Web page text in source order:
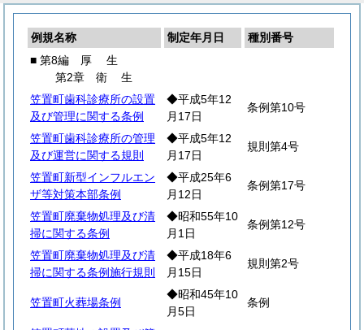
例規名称 制定年月日
種別番号
■ 第8編 厚 生
第2章 衛生
笠置町歯科診療所の設置
及び管理に関する条例
◆平成5年12
月17日
条例第10号
笠置町歯科診療所の管理
及び運営に関する規則
◆平成5年12
月17日
規則第4号
笠置町新型インフルエン
ザ等対策本部条例
◆平成25年6
月12日
条例第17号
笠置町廃棄物処理及び清
掃に関する条例
◆昭和55年10
月1日
条例第12号
笠置町廃棄物処理及び清
掃に関する条例施行規則
◆平成18年6
月15日
規則第2号
笠置町火葬場条例
◆昭和45年10
月5日
条例